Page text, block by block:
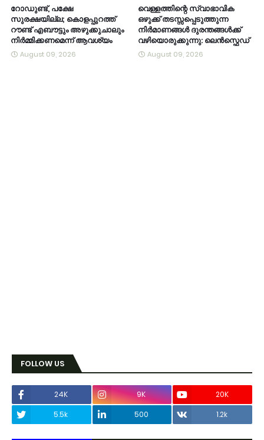
റോഡുണ്ട്, പക്ഷേ
സുരക്ഷയില്ല; കൊളപ്പുറത്ത്
റൗണ്ട് എബൗട്ടും അഴുക്കുചാലും
നിർമ്മിക്കണമെന്ന് ആവശ്യം
August 09, 2026
വെള്ളത്തിന്റെ സ്വാഭാവിക
ഒഴുക്ക് തടസ്സപ്പെടുത്തുന്ന
നിർമാണങ്ങൾ ദുരന്തങ്ങൾക്ക്
വഴിയൊരുക്കുന്നു: ലെൻസ്ഫെഡ്
August 09, 2026
FOLLOW US
24K 9K
20K
5.5k
500 1.2k